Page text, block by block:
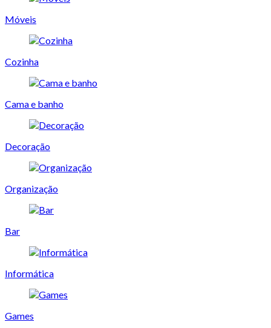
Móveis
Cozinha
Cama e banho
Decoração
Organização
Bar
Informática
Games